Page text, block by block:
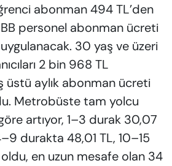
abonman 494 TL’den
personel abonman ücreti
30 yaş ve üzeri
2 bin 968 TL
üstü aylık abonman ücreti
Metrobüste tam yolcu
artıyor, 1–3 durak 30,07
durakta 48,01 TL, 10–15
en uzun mesafe olan 34